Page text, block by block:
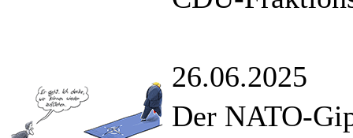
26.06.2025
Der NATO-